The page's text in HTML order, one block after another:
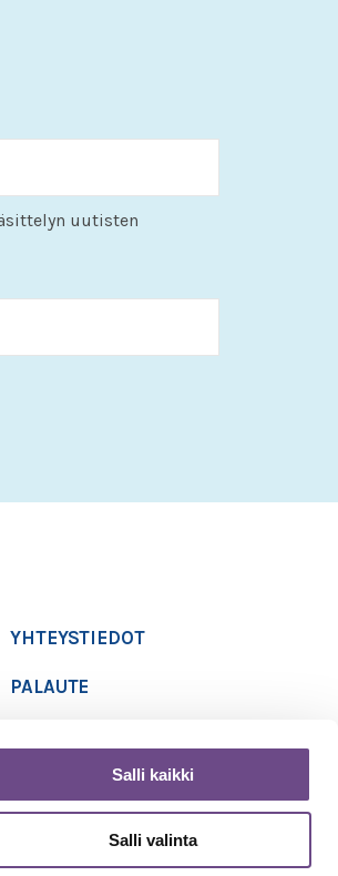
Salli kaikki
Salli valinta
uutisten
YHTEYSTIEDOT
PALAUTE
SAAVUTETTAVUUSSELOSTE
Copyright 2019 Ikäinstituutti